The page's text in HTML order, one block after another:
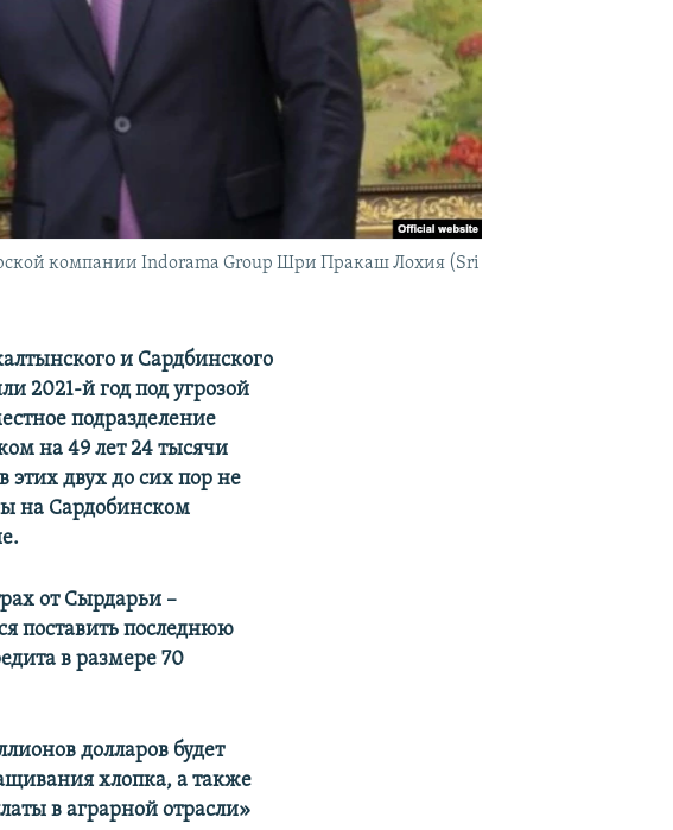
компании Indorama Group Шри Пракаш Лохия (Sri
и Сардбинского
2021-й год под угрозой
подразделение
на 49 лет 24 тысячи
двух до сих пор не
на Сардобинском
от Сырдарьи –
поставить последнюю
в размере 70
долларов будет
хлопка, а также
в аграрной отрасли»